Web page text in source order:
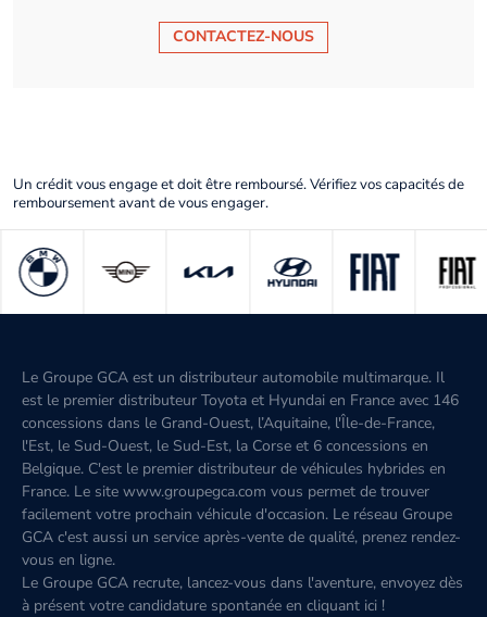
CONTACTEZ-NOUS
Un crédit vous engage et doit être remboursé. Vérifiez vos capacités de
remboursement avant de vous engager.
Le Groupe GCA est un distributeur automobile multimarque. Il
est le premier distributeur Toyota et Hyundai en France avec 146
concessions dans le Grand-Ouest, l’Aquitaine, l'Île-de-France,
l'Est, le Sud-Ouest, le Sud-Est, la Corse et 6 concessions en
Belgique. C'est le premier distributeur de véhicules hybrides en
France. Le site www.groupegca.com vous permet de trouver
facilement votre prochain véhicule d'occasion. Le réseau Groupe
GCA c'est aussi un service après-vente de qualité, prenez rendez-
vous en ligne.
Le Groupe GCA recrute, lancez-vous dans l'aventure, envoyez dès
à présent votre candidature spontanée en cliquant ici !